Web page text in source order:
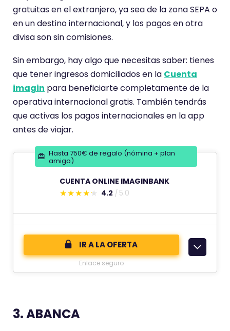
o
n
e
u
n
a
p
n
t
u
a
c
i
n
gratuitas en el extranjero, ya sea de la zona SEPA o
en un destino internacional, y los pagos en otra
divisa son sin comisiones.
Sin embargo, hay algo que necesitas saber: tienes
que tener ingresos domiciliados en la Cuenta
imagin para beneficiarte completamente de la
operativa internacional gratis. También tendrás
que activas los pagos internacionales en la app
antes de viajar.
Hasta 750€ de regalo (nómina + plan
amigo)
CUENTA ONLINE IMAGINBANK
E
s
t
c
n
4.2 5.0
IR A LA OFERTA
Enlace seguro
3. ABANCA